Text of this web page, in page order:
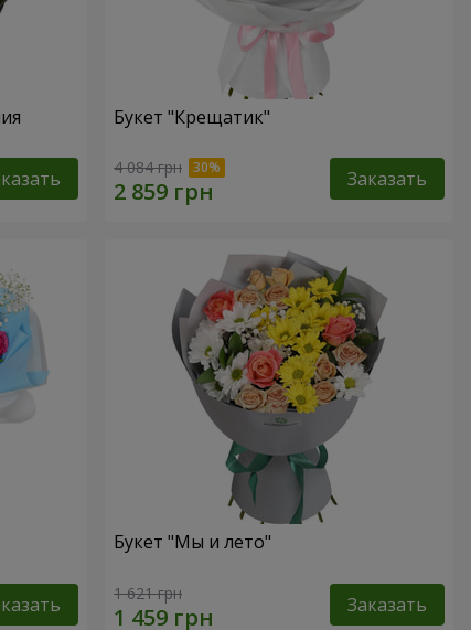
Букет "Крещатик"
4 084 грн Заказать
Букет "Мы и лето"
1 621 грн Заказать